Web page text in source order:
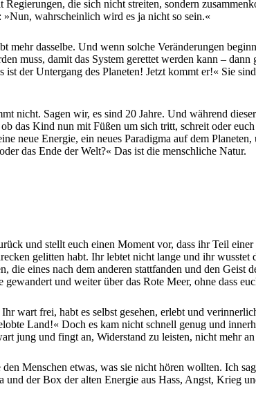
die sich nicht streiten, sondern
wahrscheinlich wird es ja nicht so sein.«
mehr dasselbe. Und wenn solche Veränderungen
muss, damit das System gerettet werden kann –
der Untergang des Planeten! Jetzt kommt er!« Sie
nicht. Sagen wir, es sind 20 Jahre. Und während
das Kind nun mit Füßen um sich tritt, schreit oder
neue Energie, ein neues Paradigma auf dem
das Ende der Welt?« Das ist die menschliche Natur.
und stellt euch einen Moment vor, dass ihr Teil
gelitten habt. Ihr lebtet nicht lange und ihr
die eines nach dem anderen stattfanden und den
und weiter über das Rote Meer, ohne dass
wart frei, habt es selbst gesehen, erlebt und
Land!« Doch es kam nicht schnell genug und
jung und fingt an, Widerstand zu leisten, nicht mehr
Menschen etwas, was sie nicht hören wollten. Ich
der Box der alten Energie aus Hass, Angst, Krieg